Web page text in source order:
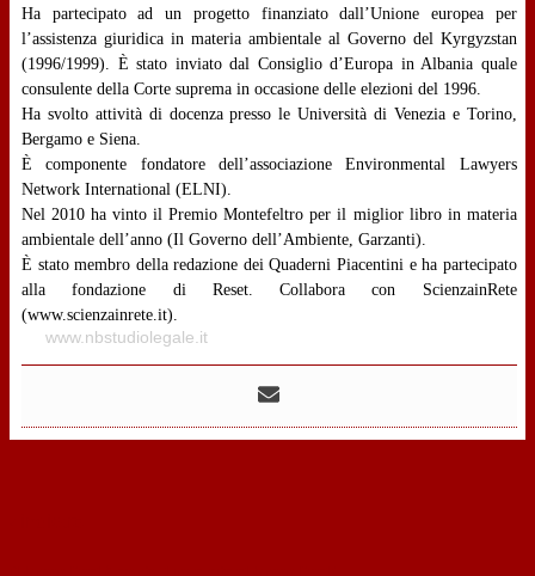
Ha partecipato ad un progetto finanziato dall’Unione europea per
l’assistenza giuridica in materia ambientale al Governo del Kyrgyzstan
(1996/1999). È stato inviato dal Consiglio d’Europa in Albania quale
consulente della Corte suprema in occasione delle elezioni del 1996.
Ha svolto attività di docenza presso le Università di Venezia e Torino,
Bergamo e Siena.
È componente fondatore dell’associazione Environmental Lawyers
Network International (ELNI).
Nel 2010 ha vinto il Premio Montefeltro per il miglior libro in materia
ambientale dell’anno (Il Governo dell’Ambiente, Garzanti).
È stato membro della redazione dei Quaderni Piacentini e ha partecipato
alla fondazione di Reset. Collabora con ScienzainRete
(www.scienzainrete.it).
www.nbstudiolegale.it